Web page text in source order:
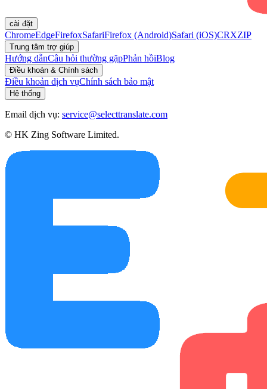
cài đặt
ChromeEdgeFirefoxSafariFirefox (Android)Safari (iOS)CRXZIP
Trung tâm trợ giúp
Hướng dẫnCâu hỏi thường gặpPhản hồiBlog
Điều khoản & Chính sách
Điều khoản dịch vụChính sách bảo mật
Hệ thống
Email dịch vụ: service@selecttranslate.com
© HK Zing Software Limited.